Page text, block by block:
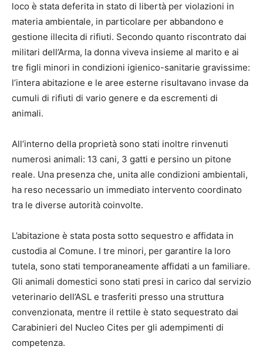
loco è stata deferita in stato di libertà per violazioni in
materia ambientale, in particolare per abbandono e
gestione illecita di rifiuti. Secondo quanto riscontrato dai
militari dell’Arma, la donna viveva insieme al marito e ai
tre figli minori in condizioni igienico-sanitarie gravissime:
l’intera abitazione e le aree esterne risultavano invase da
cumuli di rifiuti di vario genere e da escrementi di
animali.
All’interno della proprietà sono stati inoltre rinvenuti
numerosi animali: 13 cani, 3 gatti e persino un pitone
reale. Una presenza che, unita alle condizioni ambientali,
ha reso necessario un immediato intervento coordinato
tra le diverse autorità coinvolte.
L’abitazione è stata posta sotto sequestro e affidata in
custodia al Comune. I tre minori, per garantire la loro
tutela, sono stati temporaneamente affidati a un familiare.
Gli animali domestici sono stati presi in carico dal servizio
veterinario dell’ASL e trasferiti presso una struttura
convenzionata, mentre il rettile è stato sequestrato dai
Carabinieri del Nucleo Cites per gli adempimenti di
competenza.